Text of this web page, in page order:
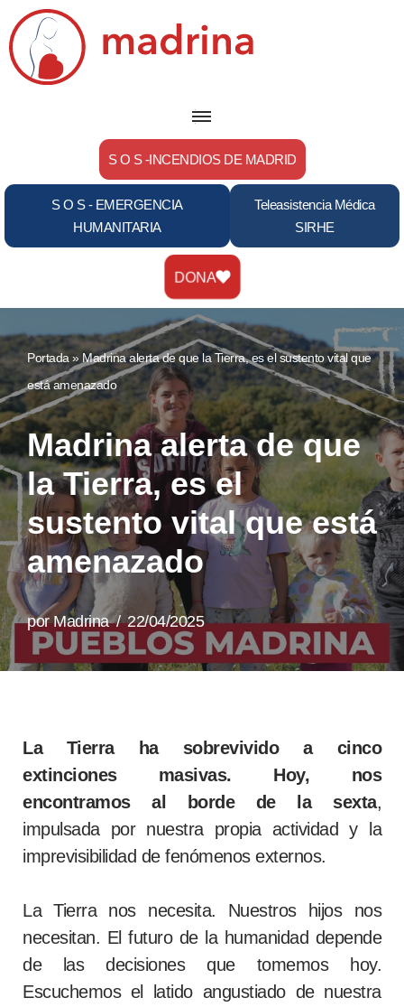
Saltar
al
S O S -INCENDIOS DE MADRID
S O S - EMERGENCIA
HUMANITARIA
Teleasistencia Médica
SIRHE
DONA
Portada » Madrina alerta de que la Tierra, es el sustento vital que
está amenazado
Madrina alerta de que
la Tierra, es el
sustento vital que está
amenazado
porMadrina 22/04/2025
La Tierra ha sobrevivido a cinco
extinciones masivas. Hoy, nos
encontramos al borde de la sexta,
impulsada por nuestra propia actividad y la
imprevisibilidad de fenómenos externos.
La Tierra nos necesita. Nuestros hijos nos
necesitan. El futuro de la humanidad depende
de las decisiones que tomemos hoy.
Escuchemos el latido angustiado de nuestra